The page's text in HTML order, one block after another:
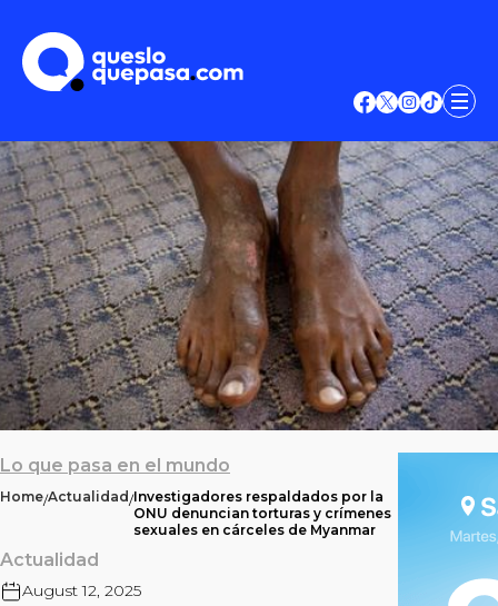
Lo que pasa en el mundo
Home/Actualidad/Investigadores respaldados por la
ONU denuncian torturas y crímenes
sexuales en cárceles de Myanmar
Actualidad
August 12, 2025